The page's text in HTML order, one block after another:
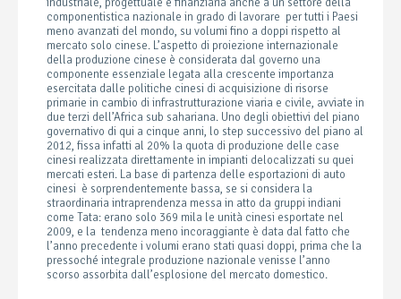
componentistica nazionale in grado di lavorare per tutti i Paesi
meno avanzati del mondo, su volumi fino a doppi rispetto al
mercato solo cinese. L’aspetto di proiezione internazionale
della produzione cinese è considerata dal governo una
componente essenziale legata alla crescente importanza
esercitata dalle politiche cinesi di acquisizione di risorse
primarie in cambio di infrastrutturazione viaria e civile, avviate in
due terzi dell’Africa sub sahariana. Uno degli obiettivi del piano
governativo di qui a cinque anni, lo step successivo del piano al
2012, fissa infatti al 20% la quota di produzione delle case
cinesi realizzata direttamente in impianti delocalizzati su quei
mercati esteri. La base di partenza delle esportazioni di auto
cinesi è sorprendentemente bassa, se si considera la
straordinaria intraprendenza messa in atto da gruppi indiani
come Tata: erano solo 369 mila le unità cinesi esportate nel
2009, e la tendenza meno incoraggiante è data dal fatto che
l’anno precedente i volumi erano stati quasi doppi, prima che la
pressoché integrale produzione nazionale venisse l’anno
scorso assorbita dall’esplosione del mercato domestico.